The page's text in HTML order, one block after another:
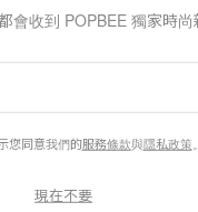
美女！這位
網絡爆紅！
狂，甚至指她比「千年一遇
年8月28日
收到 POPBEE 獨家時尚
您同意我們的服務條款與隱私政策。
現在不要